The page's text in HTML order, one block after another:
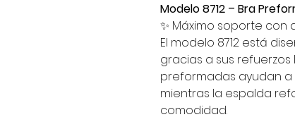
Modelo 8712 – Bra
✨ Máximo soporte con
El modelo 8712 está
gracias a sus
preformadas ayudan
mientras la espalda
comodidad.